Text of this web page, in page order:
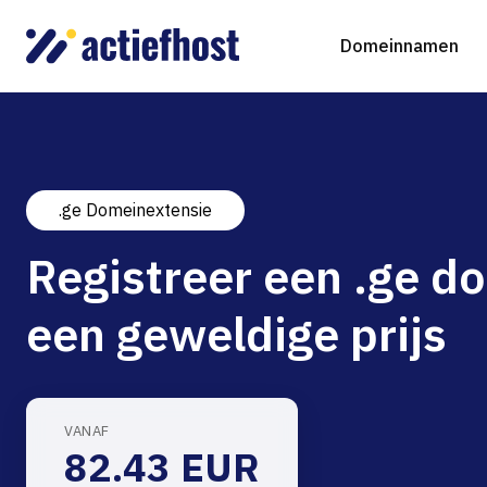
Domeinnamen
Domeinnaam registreren
Domeinnaam verhuizen
gTLD-extensies
Webhosting
NGINX Hosting
Virtual Servers
Beheerde Cloud Virtuele Server
.ge Domeinextensie
Registreer een .ge
een geweldige prijs
VANAF
82.43 EUR